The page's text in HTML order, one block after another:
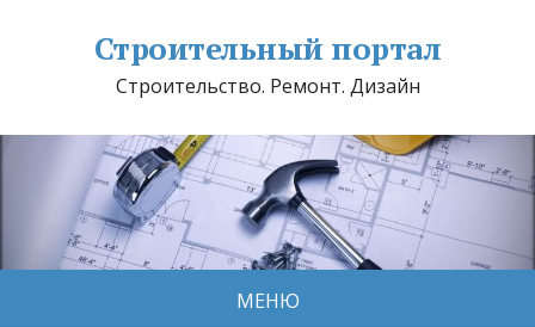
Строительный портал
Строительство. Ремонт. Дизайн
МЕНЮ